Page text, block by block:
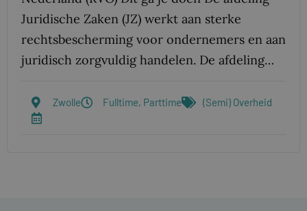
Juridische Zaken (JZ) werkt aan sterke
rechtsbescherming voor ondernemers en aan
juridisch zorgvuldig handelen. De afdeling…
Zwolle Fulltime, Parttime (Semi) Overheid